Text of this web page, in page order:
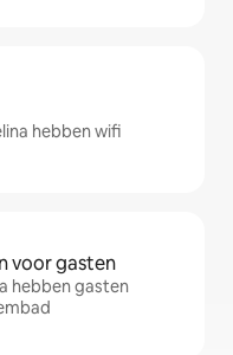
hebben wifi
voor gasten
hebben gasten